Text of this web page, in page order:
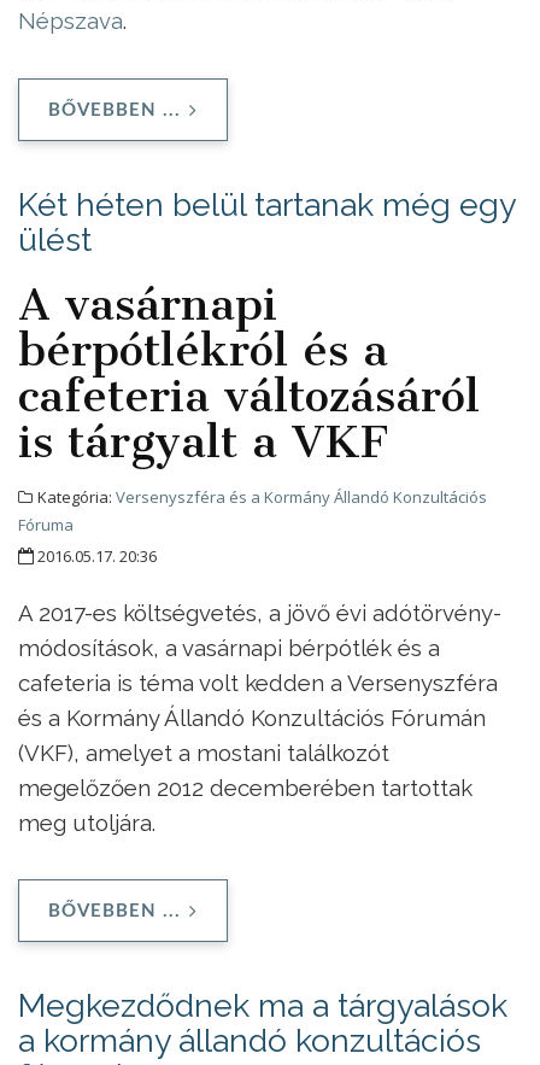
Népszava.
BŐVEBBEN ...
Két héten belül tartanak még egy
ülést
A vasárnapi
bérpótlékról és a
cafeteria változásáról
is tárgyalt a VKF
Kategória: Versenyszféra és a Kormány Állandó Konzultációs
Fóruma
2016.05.17. 20:36
A 2017-es költségvetés, a jövő évi adótörvény-
módosítások, a vasárnapi bérpótlék és a
cafeteria is téma volt kedden a Versenyszféra
és a Kormány Állandó Konzultációs Fórumán
(VKF), amelyet a mostani találkozót
megelőzően 2012 decemberében tartottak
meg utoljára.
BŐVEBBEN ...
Megkezdődnek ma a tárgyalások
a kormány állandó konzultációs